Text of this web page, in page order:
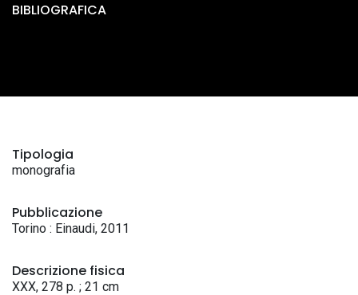
BIBLIOGRAFICA
Tipologia
monografia
Pubblicazione
Torino : Einaudi, 2011
Descrizione fisica
XXX, 278 p. ; 21 cm